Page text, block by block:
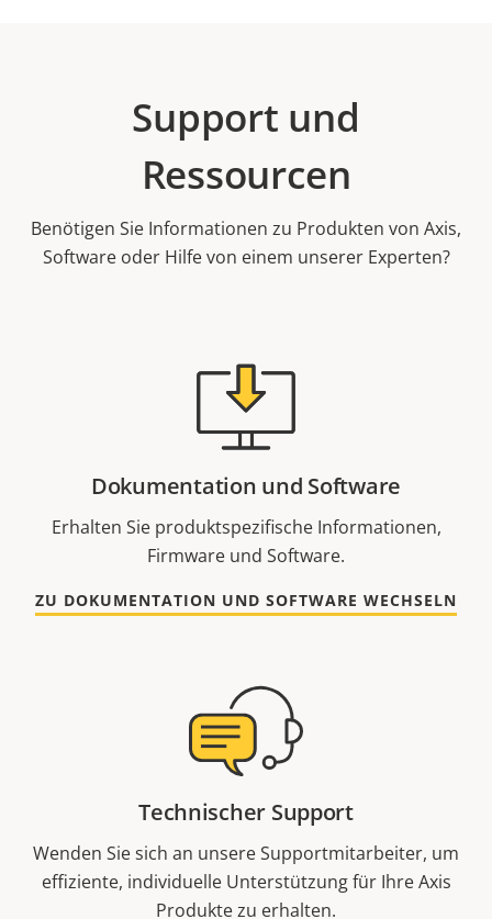
Support und
Ressourcen
Benötigen Sie Informationen zu Produkten von Axis,
Software oder Hilfe von einem unserer Experten?
Dokumentation und Software
Erhalten Sie produktspezifische Informationen,
Firmware und Software.
ZU DOKUMENTATION UND SOFTWARE WECHSELN
Technischer Support
Wenden Sie sich an unsere Supportmitarbeiter, um
effiziente, individuelle Unterstützung für Ihre Axis
Produkte zu erhalten.